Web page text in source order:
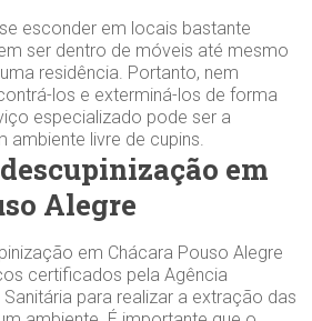
esconder em locais bastante
ser dentro de móveis até mesmo
residência. Portanto, nem
los e exterminá-los de forma
especializado pode ser a
ambiente livre de cupins.
em
Alegre
em Chácara Pouso Alegre
certificados pela Agência
para realizar a extração das